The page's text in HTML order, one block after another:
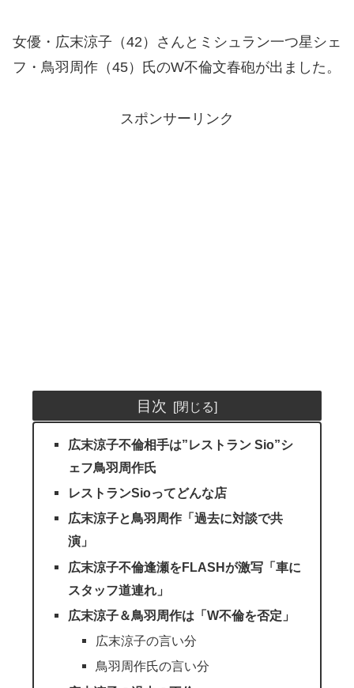
女優・広末涼子（42）さんとミシュラン一つ星シェ
フ・鳥羽周作（45）氏のW不倫文春砲が出ました。
スポンサーリンク
目次
広末涼子不倫相手は”レストラン Sio”シ
ェフ鳥羽周作氏
レストランSioってどんな店
広末涼子と鳥羽周作「過去に対談で共
演」
広末涼子不倫逢瀬をFLASHが激写「車に
スタッフ道連れ」
広末涼子＆鳥羽周作は「W不倫を否定」
広末涼子の言い分
鳥羽周作氏の言い分